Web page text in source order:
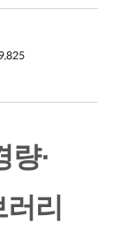
·
리